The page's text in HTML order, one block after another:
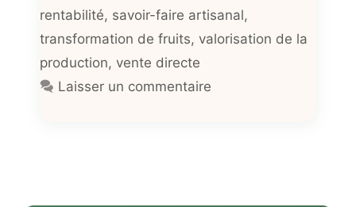
rentabilité, savoir-faire artisanal,
transformation de fruits, valorisation de la
production, vente directe
Laisser un commentaire